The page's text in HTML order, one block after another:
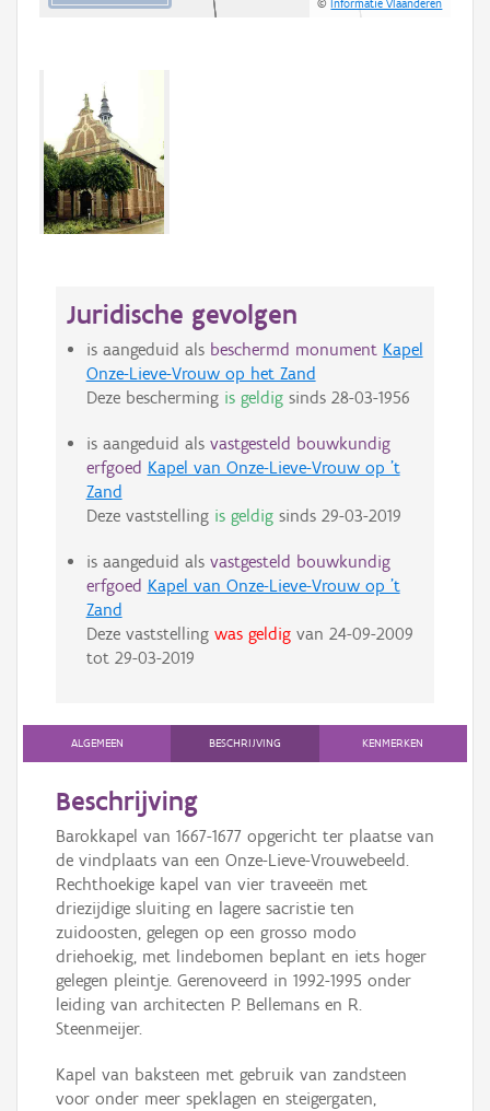
©Informatie Vlaanderen
Juridische gevolgen
is aangeduid als beschermd monument Kapel
Onze-Lieve-Vrouw op het Zand
Deze bescherming is geldigsinds 28-03-1956
is aangeduid als vastgesteld bouwkundig
erfgoed Kapel van Onze-Lieve-Vrouw op 't
Zand
Deze vaststelling is geldigsinds 29-03-2019
is aangeduid als vastgesteld bouwkundig
erfgoed Kapel van Onze-Lieve-Vrouw op 't
Zand
Deze vaststelling was geldigvan 24-09-2009
tot 29-03-2019
ALGEMEEN BESCHRIJVING KENMERKEN
Beschrijving
Barokkapel van 1667-1677 opgericht ter plaatse van
de vindplaats van een Onze-Lieve-Vrouwebeeld.
Rechthoekige kapel van vier traveeën met
driezijdige sluiting en lagere sacristie ten
zuidoosten, gelegen op een grosso modo
driehoekig, met lindebomen beplant en iets hoger
gelegen pleintje. Gerenoveerd in 1992-1995 onder
leiding van architecten P. Bellemans en R.
Steenmeijer.
Kapel van baksteen met gebruik van zandsteen
voor onder meer speklagen en steigergaten,